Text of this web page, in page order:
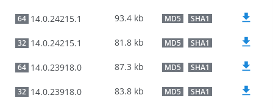
64 14.0.24215.1 93.4 kb MD5 SHA1
32 14.0.24215.1 81.8 kb MD5 SHA1
64 14.0.23918.0 87.3 kb MD5 SHA1
32 14.0.23918.0 83.8 kb MD5 SHA1